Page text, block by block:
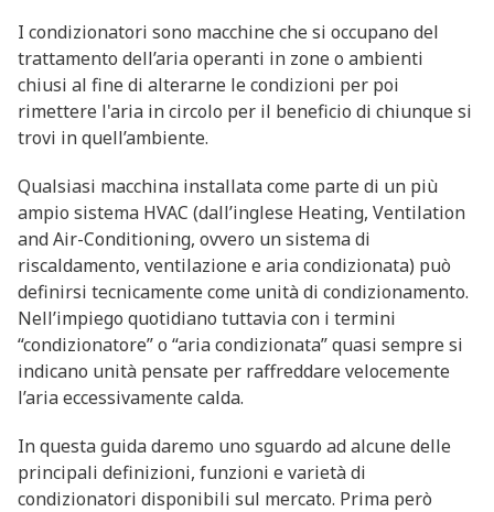
I condizionatori sono macchine che si occupano del
trattamento dell’aria operanti in zone o ambienti
chiusi al fine di alterarne le condizioni per poi
rimettere l'aria in circolo per il beneficio di chiunque si
trovi in quell’ambiente.
Qualsiasi macchina installata come parte di un più
ampio sistema HVAC (dall’inglese Heating, Ventilation
and Air-Conditioning, ovvero un sistema di
riscaldamento, ventilazione e aria condizionata) può
definirsi tecnicamente come unità di condizionamento.
Nell’impiego quotidiano tuttavia con i termini
“condizionatore” o “aria condizionata” quasi sempre si
indicano unità pensate per raffreddare velocemente
l’aria eccessivamente calda.
In questa guida daremo uno sguardo ad alcune delle
principali definizioni, funzioni e varietà di
condizionatori disponibili sul mercato. Prima però